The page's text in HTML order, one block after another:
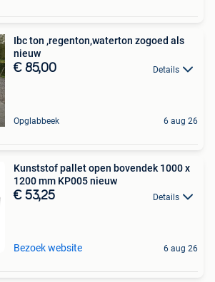
Ibc ton ,regenton,waterton zogoed als
nieuw
€ 85,00 Details
Opglabbeek 6 aug 26
Kunststof pallet open bovendek 1000 x
1200 mm KP005 nieuw
€ 53,25 Details
Bezoek website 6 aug 26